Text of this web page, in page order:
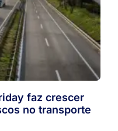
faz crescer
no transporte